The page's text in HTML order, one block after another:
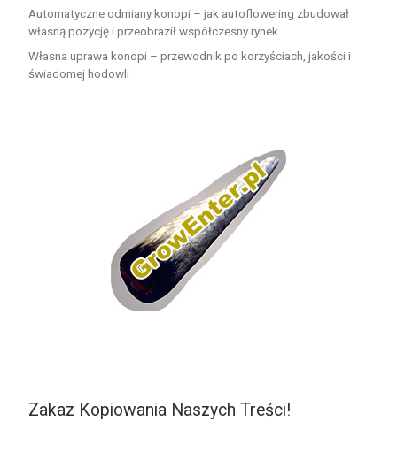
Automatyczne odmiany konopi – jak autoflowering zbudował
własną pozycję i przeobraził współczesny rynek
Własna uprawa konopi – przewodnik po korzyściach, jakości i
świadomej hodowli
Zakaz Kopiowania Naszych Treści!